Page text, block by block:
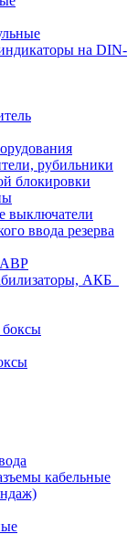
на DIN-
рубильники
блокировки
выключатели
ввода резерва
АВР
АКБ
боксы
кабельные